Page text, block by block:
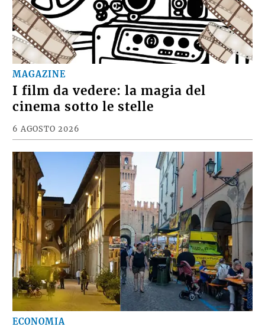
MAGAZINE
I film da vedere: la magia del
cinema sotto le stelle
6 AGOSTO 2026
ECONOMIA